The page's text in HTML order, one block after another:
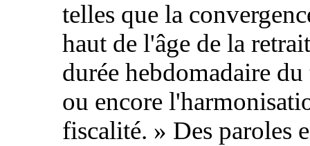
telles que la
haut de l'âge de la
durée hebdomadaire
ou encore
fiscalité. » Des paroles